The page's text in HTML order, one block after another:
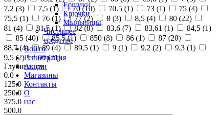
Ершики
Крючки
Мыльницы
Чистящее
средство
Войти
Регистрация
Акции
Магазины
Контакты
О
нас
7,2 (3) 7,5 (1) 70 (10) 70.5 (1) 73 (1) 75 (4)
75,5 (1) 76 (1) 77 (2) 8 (3) 8,5 (4) 80 (22)
81 (4) 81,5 (1) 82 (8) 83,6 (7) 83,61 (1) 84,5 (1)
85 (40) 85,5 (1) 850 (8) 86 (1) 87 (20)
88,7 (4) 89 (4) 89,5 (1) 9 (1) 9,2 (2) 9,3 (1)
9,5 (2) 90 (21)
Глубина, см
0.0
125.0
250.0
375.0
500.0